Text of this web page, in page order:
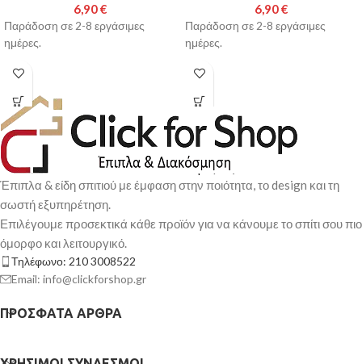
6,90€
Παράδοση σε 2-8 εργάσιμες
ημέρες.
6,90€
Παράδοση σε 2-8 εργάσιμες
ημέρες.
Έπιπλα & είδη σπιτιού με έμφαση στην ποιότητα, το design και τη
σωστή εξυπηρέτηση.
Επιλέγουμε προσεκτικά κάθε προϊόν για να κάνουμε το σπίτι σου πιο
όμορφο και λειτουργικό.
Τηλέφωνο: 210 3008522
Email: info@clickforshop.gr
ΠΡΌΣΦΑΤΑ ΆΡΘΡΑ